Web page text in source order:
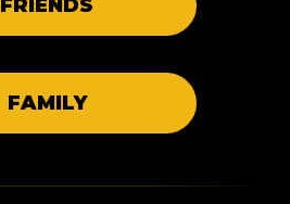
FRIENDS
FAMILY